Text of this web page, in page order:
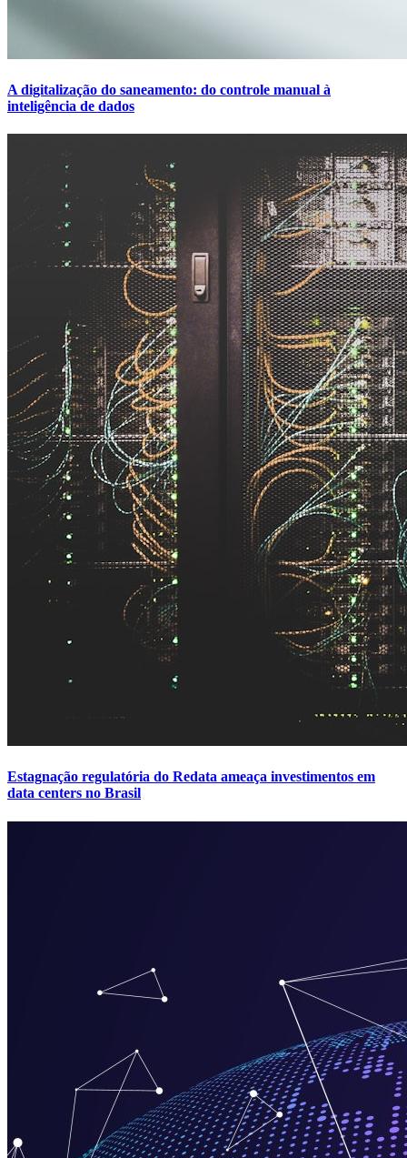
A digitalização do saneamento: do controle manual à
inteligência de dados
Estagnação regulatória do Redata ameaça investimentos em
data centers no Brasil